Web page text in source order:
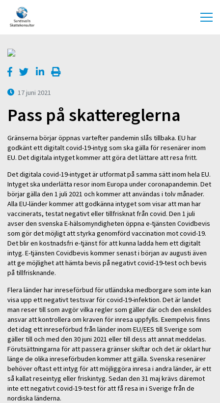
17 juni 2021
Pass på skattereglerna
Gränserna börjar öppnas vartefter pandemin slås tillbaka. EU har
godkänt ett digitalt covid-19-intyg som ska gälla för resenärer inom
EU. Det digitala intyget kommer att göra det lättare att resa fritt.
Det digitala covid-19-intyget är utformat på samma sätt inom hela EU.
Intyget ska underlätta resor inom Europa under coronapandemin. Det
börjar gälla den 1 juli 2021 och kommer att användas i tolv månader.
Alla EU-länder kommer att godkänna intyget som visar att man har
vaccinerats, testat negativt eller tillfrisknat från covid. Den 1 juli
avser den svenska E-hälsomyndigheten öppna e-tjänsten Covidbevis
som gör det möjligt att styrka genomförd vaccination mot covid-19.
Det blir en kostnadsfri e-tjänst för att kunna ladda hem ett digitalt
intyg. E-tjänsten Covidbevis kommer senast i början av augusti även
att ge möjlighet att hämta bevis på negativt covid-19-test och bevis
på tillfrisknande.
Flera länder har inreseförbud för utländska medborgare som inte kan
visa upp ett negativt testsvar för covid-19-infektion. Det är landet
man reser till som avgör vilka regler som gäller där och den enskildes
ansvar att kontrollera om kraven för inresa uppfylls. Exempelvis finns
det idag ett inreseförbud från länder inom EU/EES till Sverige som
gäller till och med den 30 juni 2021 eller till dess att annat meddelas.
Förutsättningarna för att passera gränser skiftar och det är oklart hur
länge de olika inreseförbuden kommer att gälla. Svenska resenärer
behöver oftast ett intyg för att möjliggöra inresa i andra länder, är ett
så kallat reseintyg eller friskintyg. Sedan den 31 maj krävs däremot
inte ett negativt covid-19-test för att få resa in i Sverige från de
nordiska länderna.